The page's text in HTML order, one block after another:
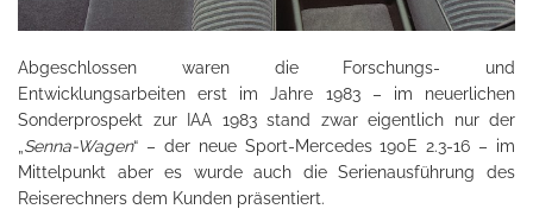
Abgeschlossen waren die Forschungs- und
Entwicklungsarbeiten erst im Jahre 1983 – im neuerlichen
Sonderprospekt zur IAA 1983 stand zwar eigentlich nur der
Senna-Wagen“ – der neue Sport-Mercedes 190E 2.3-16 – im
Mittelpunkt aber es wurde auch die Serienausführung des
Reiserechners dem Kunden präsentiert.